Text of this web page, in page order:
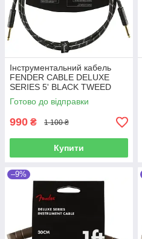
Інструментальний кабель
FENDER CABLE DELUXE
SERIES 5' BLACK TWEED
Готово до відправки
990 ₴ 1 100 ₴
Купити
–9%